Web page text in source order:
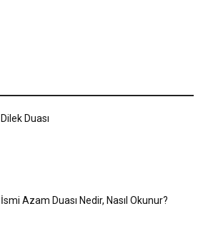
Dilek Duası
İsmi Azam Duası Nedir, Nasıl Okunur?